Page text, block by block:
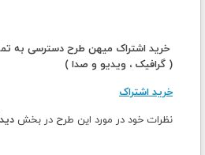
خرید اشتراک میهن طرح دسترسی به
( گرافیک ، ویدیو و صدا )
خرید اشتراک
نظرات خود در مورد این طرح در بخش